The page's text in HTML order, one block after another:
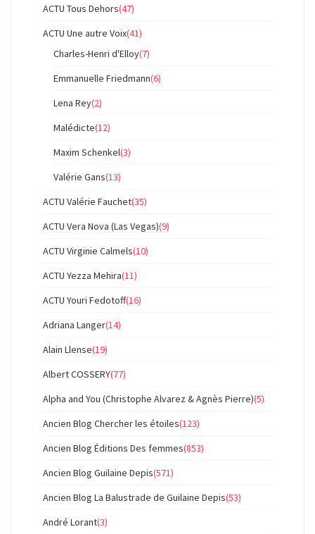
ACTU Tous Dehors(47)
ACTU Une autre Voix(41)
Charles-Henri d'Elloy(7)
Emmanuelle Friedmann(6)
Lena Rey(2)
Malédicte(12)
Maxim Schenkel(3)
Valérie Gans(13)
ACTU Valérie Fauchet(35)
ACTU Vera Nova (Las Vegas)(9)
ACTU Virginie Calmels(10)
ACTU Yezza Mehira(11)
ACTU Youri Fedotoff(16)
Adriana Langer(14)
Alain Llense(19)
Albert COSSERY(77)
Alpha and You (Christophe Alvarez & Agnès Pierre)(5)
Ancien Blog Chercher les étoiles(123)
Ancien Blog Éditions Des femmes(853)
Ancien Blog Guilaine Depis(571)
Ancien Blog La Balustrade de Guilaine Depis(53)
André Lorant(3)